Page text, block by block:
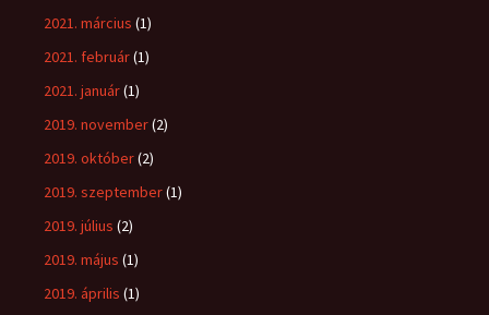
2021. március (1)
2021. február(1)
2021. január(1)
2019. november(2)
2019. október(2)
2019. szeptember(1)
2019. július (2)
2019. május (1)
2019. április (1)